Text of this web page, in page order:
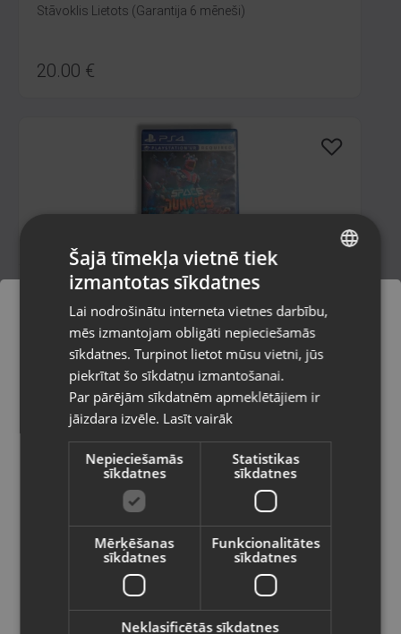
Stāvoklis Lietots (Garantija 6 mēneši)
20.00 €
PlayStation VR Space Junkies
Ogre, Skolas iela 4
Stāvoklis Lietots (Garantija 6 mēneši)
8.00€
Sony PlayStation 5 Wild Hearts
Pasūtījumi tiks piegādāti uz
izvēlēto valsti
Vietnes saturs būs attēlots izvēlētajā
valodā
Valsts
Latviešu / Latvian
RUSSIAN
Šajā tīmekļa vietnē tiek
izmantotas sīkdatnes
Lai nodrošinātu interneta vietnes darbību,
mēs izmantojam obligāti nepieciešamās
sīkdatnes. Turpinot lietot mūsu vietni, jūs
piekrītat šo sīkdatņu izmantošanai.
Par pārējām sīkdatnēm apmeklētājiem ir
jāizdara izvēle. Lasīt vairāk
Nepieciešamās
sīkdatnes
Statistikas
sīkdatnes
Mērķēšanas
sīkdatnes
Funkcionalitātes
sīkdatnes
Neklasificētās sīkdatnes